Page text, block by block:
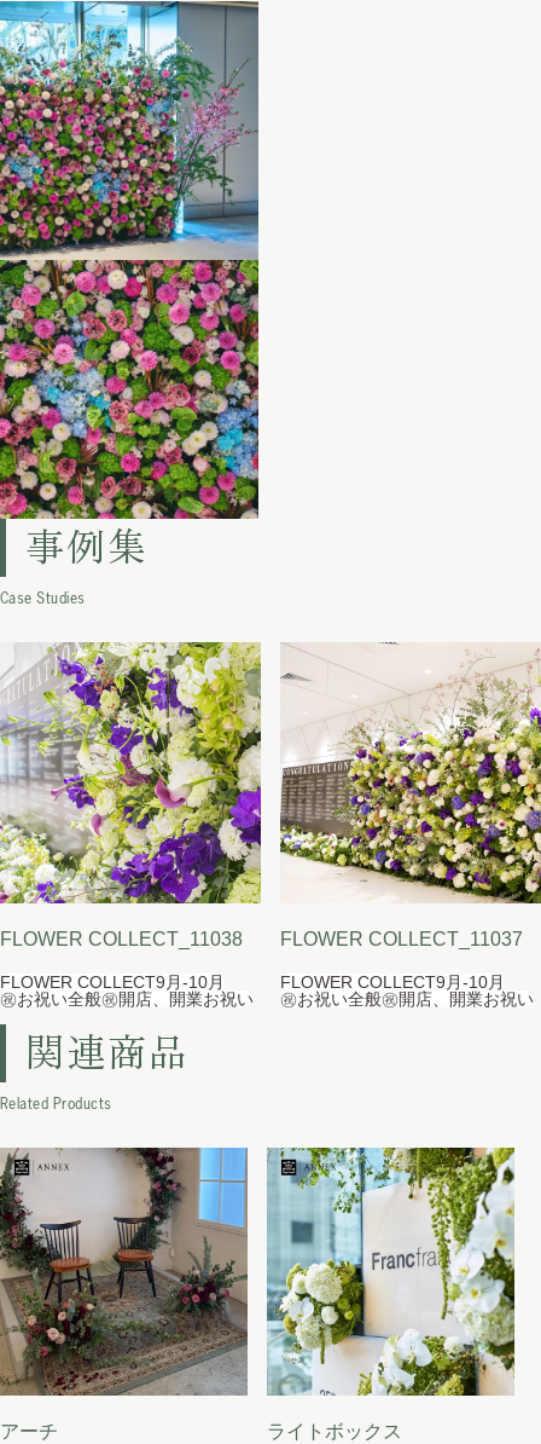
事例集
Case Studies
FLOWER COLLECT_11038
FLOWER COLLECT9月-10月
㊗お祝い全般㊗開店、開業お祝い
FLOWER COLLECT_11037
FLOWER COLLECT9月-10月
㊗お祝い全般㊗開店、開業お祝い
関連商品
Related Products
アーチ ライトボックス